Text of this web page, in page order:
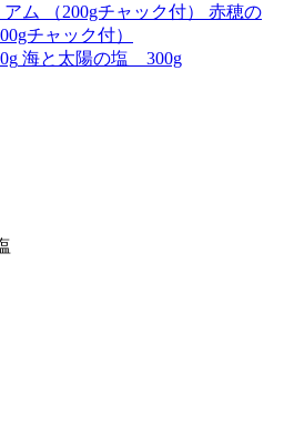
赤穂の
チャック付）
海と太陽の塩 300g